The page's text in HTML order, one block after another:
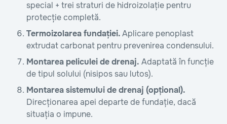
special + trei straturi de hidroizolație pentru
protecție completă.
Termoizolarea fundației.Aplicare penoplast
extrudat carbonat pentru prevenirea condensului.
Montarea peliculei de drenaj. Adaptată în funcție
de tipul solului (nisipos sau lutos).
Montarea sistemului de drenaj (opțional).
Direcționarea apei departe de fundație, dacă
situația o impune.